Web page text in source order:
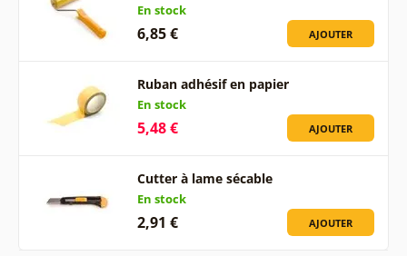
En stock
6,85 € AJOUTER
Ruban adhésif en papier
En stock
5,48 € AJOUTER
Cutter à lame sécable
En stock
2,91 € AJOUTER